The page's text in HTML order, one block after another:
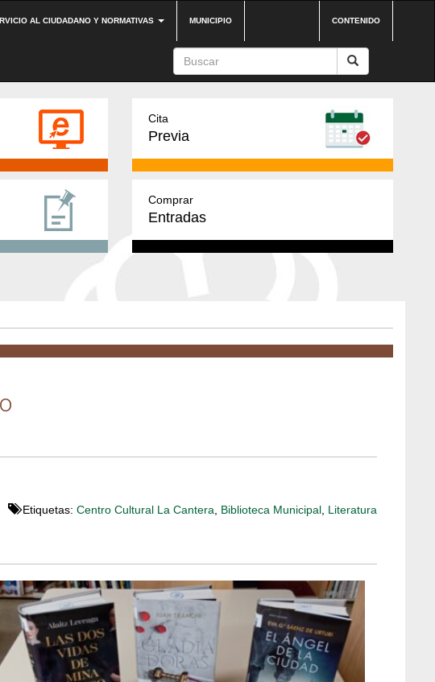
AL CIUDADANO Y NORMATIVAS MUNICIPIO CONTENIDO
Cita
Previa
Comprar
Entradas
Etiquetas: Centro Cultural La Cantera Biblioteca Municipal Literatura